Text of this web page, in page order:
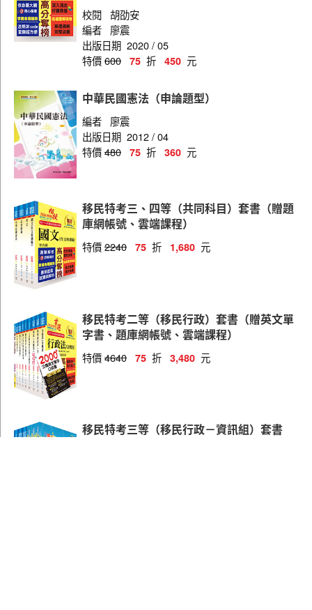
校閱 胡劭安
編者
廖震
出版日期 2020 / 05
特價600 75 折 450 元
中華民國憲法（申論題型）
編者
廖震
出版日期 2012 / 04
特價480 75 折 360 元
移民特考三、四等（共同科目）套書（贈題
庫網帳號、雲端課程）
特價2240 75 折 1,680 元
移民特考二等（移民行政）套書（贈英文單
字書、題庫網帳號、雲端課程）
特價4640 75 折 3,480 元
移民特考三等（移民行政－資訊組）套書